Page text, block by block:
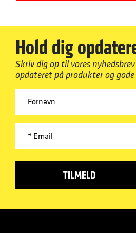
Hold dig
Skriv dig op til vores nyhedsbrev
opdateret på produkter og gode